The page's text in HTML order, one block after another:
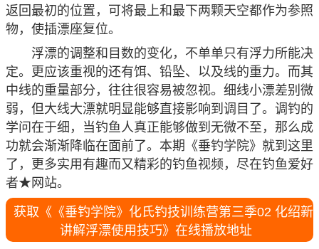
返回最初的位置，可将最上和最下两颗天空都作为参照
物，使插漂座复位。
浮漂的调整和目数的变化，不单单只有浮力所能决
定。更应该重视的还有饵、铅坠、以及线的重力。而其
中线的重量部分，往往很容易被忽视。细线小漂差别微
弱，但大线大漂就明显能够直接影响到调目了。调钓的
学问在于细，当钓鱼人真正能够做到无微不至，那么成
功就会渐渐降临在面前了。本期《垂钓学院》就到这里
了，更多实用有趣而又精彩的钓鱼视频，尽在钓鱼爱好
者★网站。
获取《《垂钓学院》化氏钓技训练营第三季02 化绍新
讲解浮漂使用技巧》在线播放地址